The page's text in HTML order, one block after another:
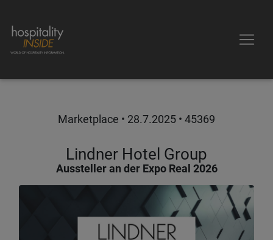
Marketplace • 28.7.2025 • 45369
Lindner Hotel Group
Aussteller an der Expo Real 2026